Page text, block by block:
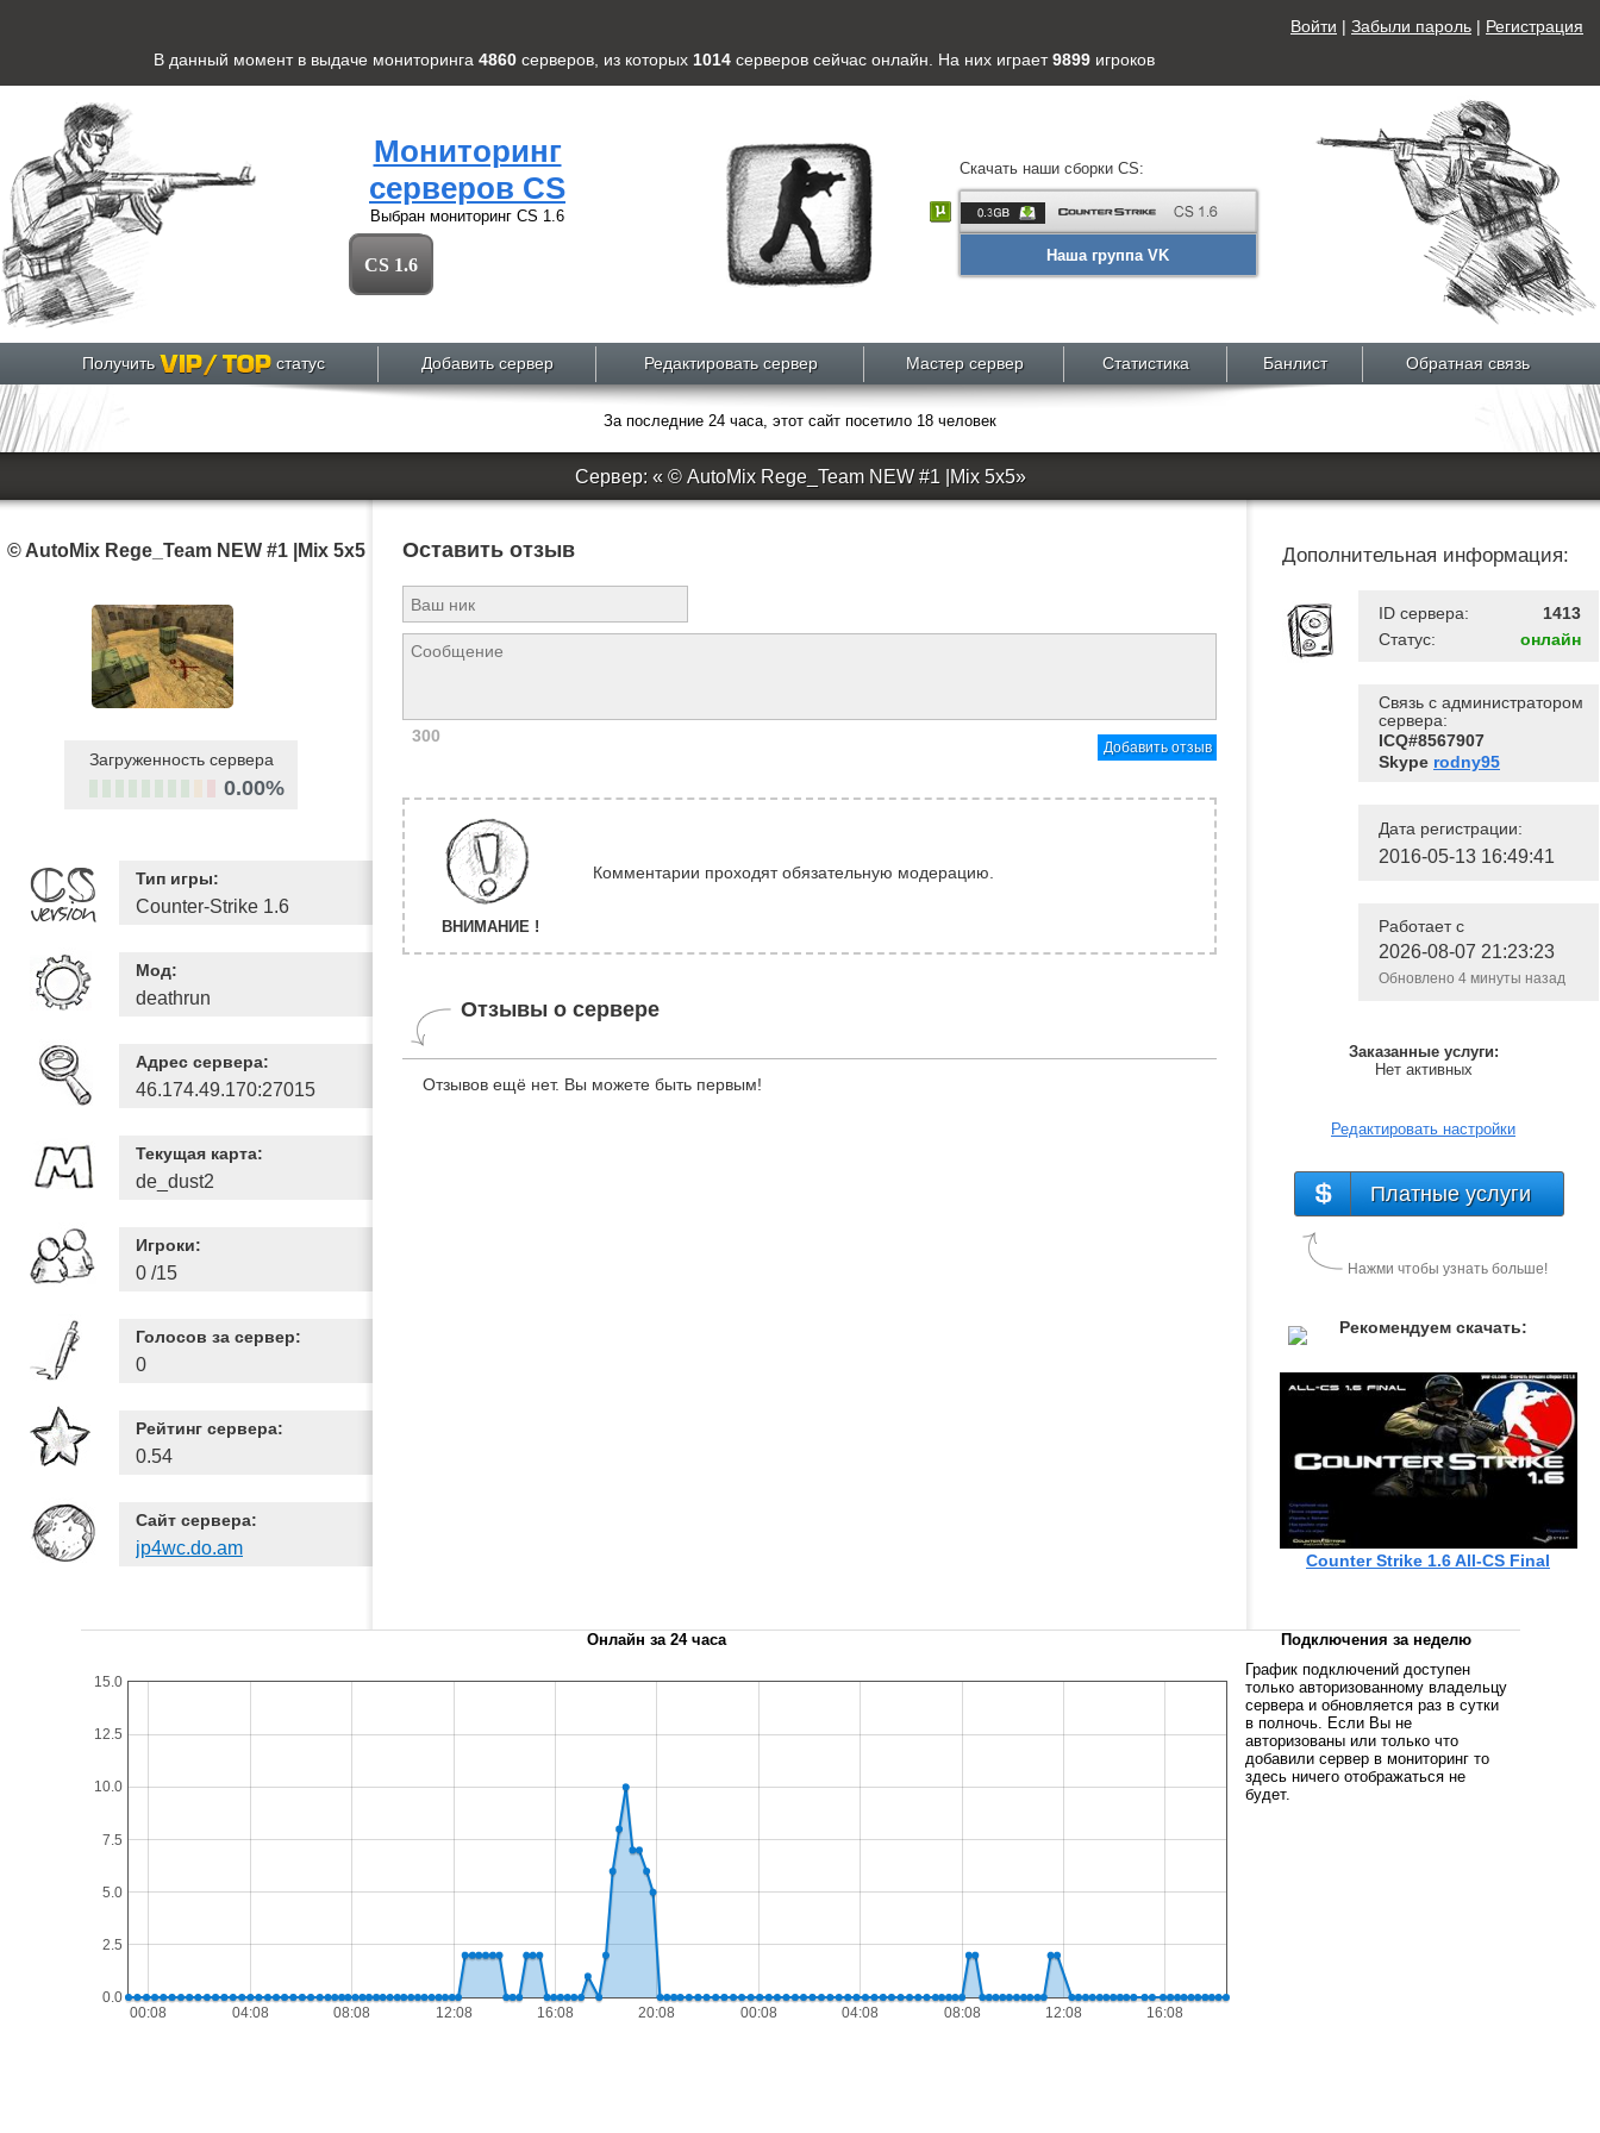
Войти | Забыли пароль | Регистрация
В данный момент в выдаче мониторинга 4860 серверов, из которых 1014 серверовсейчас онлайн. На них играет9899 игроков
Мониторинг
серверов CS
Выбран мониторинг CS 1.6
CS 1.6
Скачать наши сборки CS:
Наша группа VK
Получить статус Добавить сервер Редактировать сервер Мастер сервер Статистика Банлист Обратная связь
За последние 24 часа, этот сайт посетило 18 человек
Сервер: « © AutoMix Rege_Team NEW #1 |Mix 5x5»
© AutoMix Rege_Team NEW #1 |Mix 5x5
Загруженность сервера
0.00%
Тип игры:
Counter-Strike 1.6
Мод:
deathrun
Адрес сервера:
46.174.49.170:27015
Текущая карта:
de_dust2
Игроки:
0 /15
Голосов за сервер:
0
Рейтинг сервера:
0.54
Сайт сервера:
jp4wc.do.am
Оставить отзыв
300
Добавить отзыв
ВНИМАНИЕ !
Комментарии проходят обязательную модерацию.
Отзывы о сервере
Отзывов ещё нет. Вы можете быть первым!
Дополнительная информация:
ID сервера:
1413
Статус:
онлайн
Связь с администратором
сервера:
ICQ#8567907
Skype rodny95
Дата регистрации:
2016-05-13 16:49:41
Работает с
2026-08-07 21:23:23
Обновлено 4 минуты назад
Заказанные услуги:
Нет активных
Редактировать настройки
Платные услуги
Нажми чтобы узнать больше!
Рекомендуем скачать:
Counter Strike 1.6 All-CS Final
Онлайн за 24 часа Подключения за неделю
20:08
00:08 00:08
04:08 04:08
08:08 08:08
12:08 12:08
16:08 16:08
0.0
2.5
5.0
7.5
10.0
12.5
15.0
График подключений доступен
только авторизованному владельцу
сервера и обновляется раз в сутки
в полночь. Если Вы не
авторизованы или только что
добавили сервер в мониторинг то
здесь ничего отображаться не
будет.